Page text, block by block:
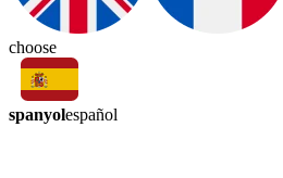
choose
spanyolespañol